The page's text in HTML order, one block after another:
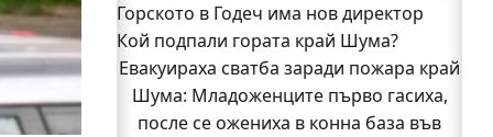
Горското в Годеч има нов директор
Заповядайте! Магазинът на "Бозмов"
отваря врати в Годеч на 12 август
Бивш шеф на полицията в Годеч оглави
ОДМВР-Видин
Кой подпали гората край Шума?
Евакуираха сватба заради пожара край
Шума: Младоженците първо гасиха,
после се ожениха в конна база във